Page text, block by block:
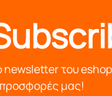
του
προσφορές μας!